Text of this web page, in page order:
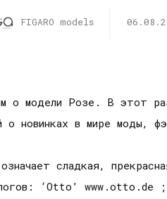
FIGARO models
о модели Розе. В этот
о новинках в мире моды,
сладкая,
‘Otto’